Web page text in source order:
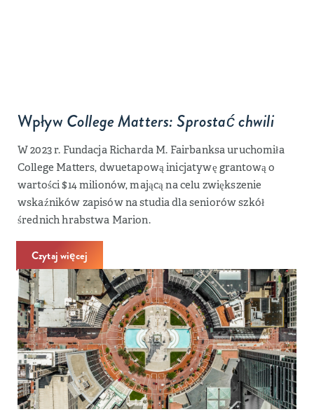
Wpływ College Matters: Sprostać chwili
W 2023 r. Fundacja Richarda M. Fairbanksa uruchomiła
College Matters, dwuetapową inicjatywę grantową o
wartości $14 milionów, mającą na celu zwiększenie
wskaźników zapisów na studia dla seniorów szkół
średnich hrabstwa Marion.
Czytaj więcej